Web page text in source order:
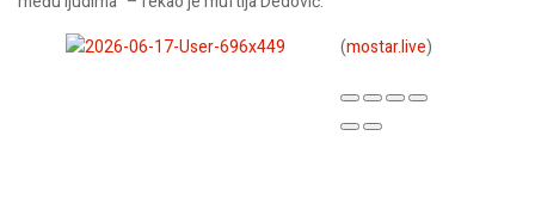
(mostar.live)